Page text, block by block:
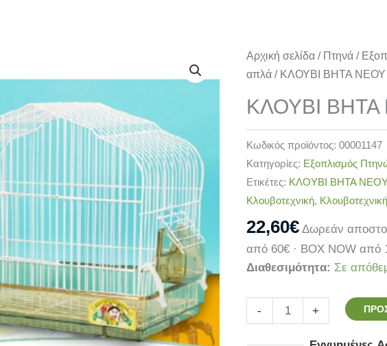
Αρχική σελίδα/ Πτηνά/
απλά/ ΚΛΟΥΒΙ ΒΗΤΑ
ΚΛΟΥΒΙ
Κωδικός προϊόντος: 00001147
Κατηγορίες: Εξοπλισμός
Ετικέτες: ΚΛΟΥΒΙ ΒΗΤΑ
Κλουβοτεχνική, Κλουβοτεχνική
22,60€ Δωρεάν
από 60€ · BOX NOW από
Διαθεσιμότητα: Σε
-
ΚΛΟΥΒΙ
ΒΗΤΑ
ΤΥΠΟΥ
ποσότητα
+